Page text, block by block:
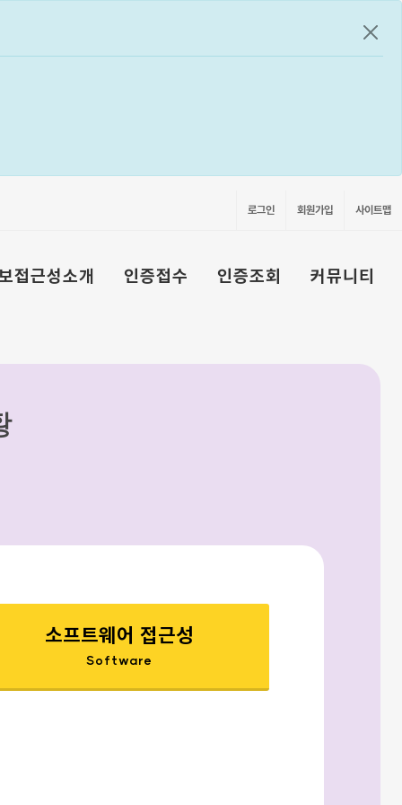
공지
로그인 회원가입 사이트맵
접근성소개 인증접수 인증조회 커뮤니티
소프트웨어 접근성
Software